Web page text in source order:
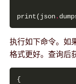
print(json.
执行如下命令。如
格式更好。查询后